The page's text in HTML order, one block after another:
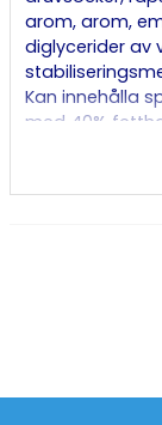
arom, arom,
diglycerider av
Kan innehålla
med 40%